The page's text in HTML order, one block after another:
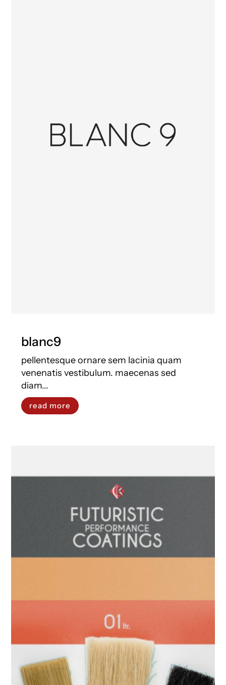
blanc9
pellentesque ornare sem lacinia quam
venenatis vestibulum. maecenas sed
diam...
read more